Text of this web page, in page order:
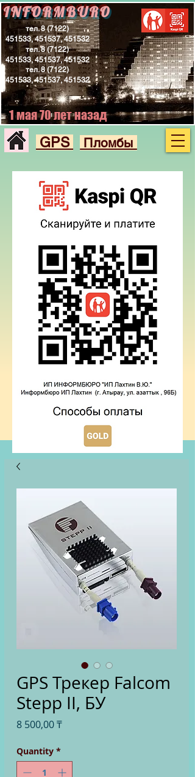
INFORMBURO
тел.8 (7122)
451533, 451537, 451532
тел.8 (7122)
451533, 451537, 451532
тел.8 (7122)
451533, 451537, 451532
GPS Пломбы
1 мая 70 лет назад
GPS Трекер Falcom
Stepp II, БУ
8 500,00 ₸Price
Quantity *